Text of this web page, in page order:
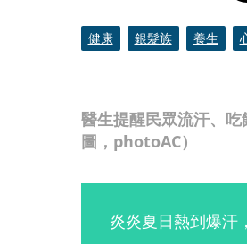
醫生提醒民眾流汗、
圖，photoAC）
健康 銀髮族 養生
炎炎夏日熱到爆汗